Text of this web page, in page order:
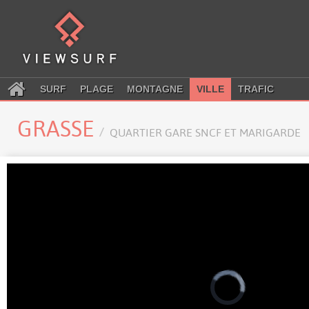
SURF PLAGE MONTAGNE VILLE TRAFIC
GRASSE QUARTIER GARE SNCF ET MARIGARDE